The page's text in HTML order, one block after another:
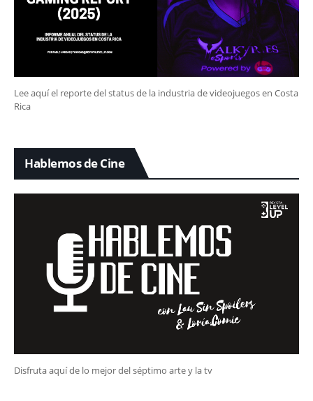
Lee aquí el reporte del status de la industria de videojuegos en Costa
Rica
Hablemos de Cine
Disfruta aquí de lo mejor del séptimo arte y la tv